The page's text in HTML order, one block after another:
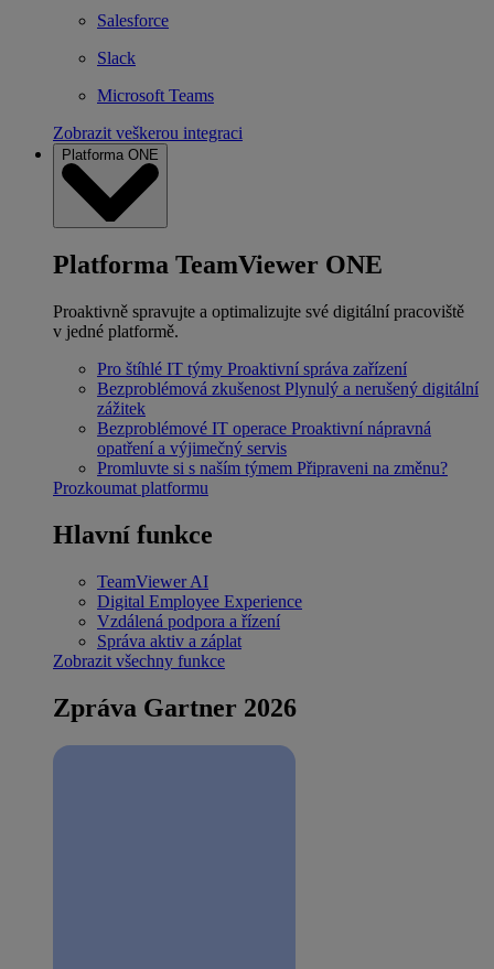
Salesforce
Slack
Microsoft Teams
Zobrazit veškerou integraci
Platforma ONE
Platforma TeamViewer ONE
Proaktivně spravujte a optimalizujte své digitální pracoviště
v jedné platformě.
Pro štíhlé IT týmy Proaktivní správa zařízení
Bezproblémová zkušenost Plynulý a nerušený digitální
zážitek
Bezproblémové IT operace Proaktivní nápravná
opatření a výjimečný servis
Promluvte si s naším týmem Připraveni na změnu?
Prozkoumat platformu
Hlavní funkce
TeamViewer AI
Digital Employee Experience
Vzdálená podpora a řízení
Správa aktiv a záplat
Zobrazit všechny funkce
Zpráva Gartner 2026